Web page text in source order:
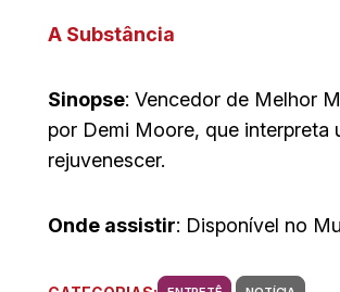
A Substância
Sinopse: Vencedor de Melhor
por Demi Moore, que interpreta
rejuvenescer.
Onde assistir: Disponível no